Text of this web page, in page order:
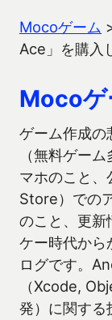
Mocoゲーム
Ace」を購入
Mocoゲ
ゲーム作成の
（無料ゲー
マホのこと
Store）での
のこと、更新
ケー時代から
ログです。
（Xcode,
発）に関する